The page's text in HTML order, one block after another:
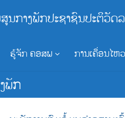
ນກາງພັກປະຊາຊົນປະຕິວັດ
ຮູ້ຈັກ ຄອສພ ການເຄື່ອນໄຫວ
ພັກ